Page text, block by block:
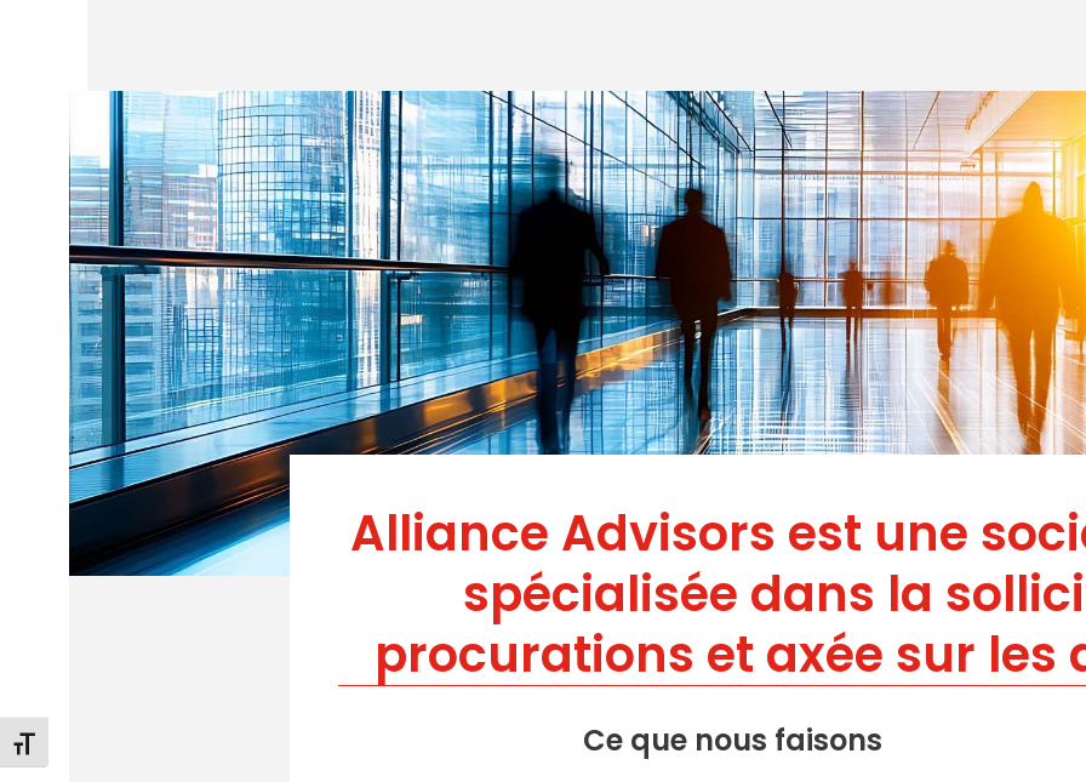
Changer la taille de la police
Alliance Advisors est une
spécialisée dans la
procurations et axée sur les
Ce que nous faisons